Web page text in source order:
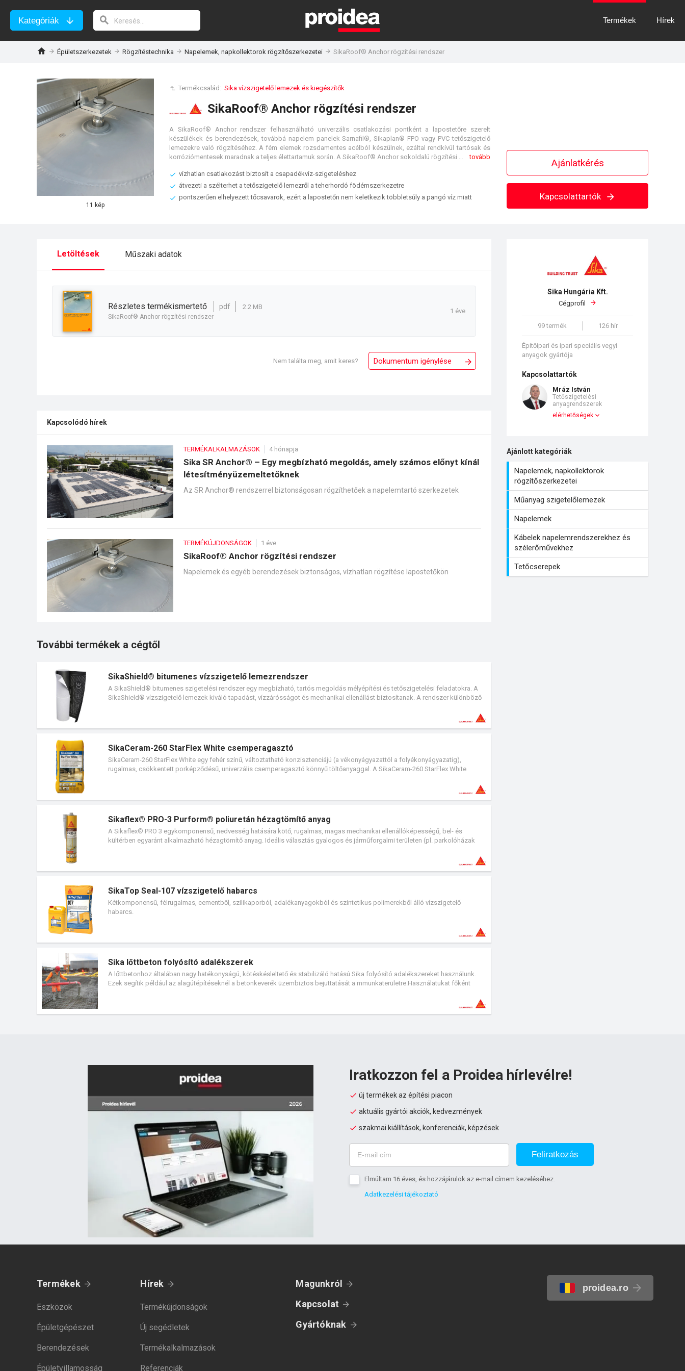
Kategóriák Termékek Hírek
Épületszerkezetek Rögzítéstechnika Napelemek, napkollektorok rögzítőszerkezetei SikaRoof® Anchor rögzítési rendszer
Termékcsalád: Sika vízszigetelő lemezek és kiegészítők
SikaRoof® Anchor rögzítési rendszer
11 kép
A SikaRoof® Anchor rendszer felhasználható univerzális csatlakozási pontként a lapostetőre szerelt
készülékek és berendezések, továbbá napelem panelek Sarnafil®, Sikaplan® FPO vagy PVC tetőszigetelő
lemezekre való rögzítéséhez. A fém elemek rozsdamentes acélból készülnek, ezáltal rendkívül tartósak és
korróziómentesek maradnak a teljes élettartamuk során. A SikaRoof® Anchor sokoldalú rögzítési megoldás alkalmazható különböző teherhordó aljzatokon és hőszigetelő rétegek esetén, új épületeknél és felújítások alkalmával egyaránt.
tovább
vízhatlan csatlakozást biztosít a csapadékvíz-szigeteléshez
átvezeti a szélterhet a tetőszigetelő lemezről a teherhordó födémszerkezetre
pontszerűen elhelyezett tőcsavarok, ezért a lapostetőn nem keletkezik többletsúly a pangó víz miatt
Ajánlatkérés
Kapcsolattartók
Sika Hungária Kft.
Cégprofil
99 termék 126 hír
Építőipari és ipari speciális vegyi
anyagok gyártója
Kapcsolattartók
Mráz István
Tetőszigetelési
anyagrendszerek
elérhetőségek
Ajánlott kategóriák
Napelemek, napkollektorok
rögzítőszerkezetei
Műanyag szigetelőlemezek
Napelemek
Kábelek napelemrendszerekhez és
szélerőművekhez
Tetőcserepek
Letöltések Műszaki adatok
részletes termékismertető pdf 2.2 MB
SikaRoof® Anchor rögzítési rendszer
1 éve
Nem találta meg, amit keres? Dokumentum igénylése
Kapcsolódó hírek
TERMÉKALKALMAZÁSOK 4 hónapja
Sika SR Anchor® – Egy megbízható megoldás, amely számos előnyt kínál
létesítményüzemeltetőknek
Az SR Anchor® rendszerrel biztonságosan rögzíthetőek a napelemtartó szerkezetek
TERMÉKÚJDONSÁGOK 1 éve
SikaRoof® Anchor rögzítési rendszer
Napelemek és egyéb berendezések biztonságos, vízhatlan rögzítése lapostetőkön
További termékek a cégtől
SikaShield® bitumenes vízszigetelő lemezrendszer
A SikaShield® bitumenes szigetelési rendszer egy megbízható, tartós megoldás mélyépítési és tetőszigetelési feladatokra. A
SikaShield® vízszigetelő lemezek kiváló tapadást, vízzárósságot és mechanikai ellenállást biztosítanak. A rendszer különböző
SikaCeram-260 StarFlex White csemperagasztó
SikaCeram-260 StarFlex White egy fehér színű, változtatható konzisztenciájú (a vékonyágyazattól a folyékonyágyazatig),
rugalmas, csökkentett porképződésű, univerzális csemperagasztó könnyű töltőanyaggal. A SikaCeram-260 StarFlex White
méretű és anyagú burkolólapok (kerámia, üvegmozaik, kőporcelán, deformációra és elszíneződésre nem érzékeny természetes
Sikaflex® PRO-3 Purform® poliuretán hézagtömítő anyag
A Sikaflex® PRO 3 egykomponensű, nedvesség hatására kötő, rugalmas, magas mechanikai ellenállóképességű, bel- és
kültérben egyaránt alkalmazható hézagtömítő anyag. Ideális választás gyalogos és járműforgalmi területen (pl. parkolóházak
SikaTop Seal-107 vízszigetelő habarcs
Kétkomponensű, félrugalmas, cementből, szilikaporból, adalékanyagokból és szintetikus polimerekből álló vízszigetelő
habarcs.
Sika lőttbeton folyósító adalékszerek
A lőttbetonhoz általában nagy hatékonyságú, kötéskésleltető és stabilizáló hatású Sika folyósító adalékszereket használunk.
Ezek segítik például az alagútépítéseknél a betonkeverék üzembiztos bejuttatását a mmunkaterületre.Használatukat főként
Iratkozzon fel a Proidea hírlevélre!
új termékek az építési piacon
aktuális gyártói akciók, kedvezmények
szakmai kiállítások, konferenciák, képzések
Feliratkozás
Elmúltam 16 éves, és hozzájárulok az e-mail címem kezeléséhez.
Adatkezelési tájékoztató
Termékek
Eszközök
Épületgépészet
Berendezések
Épületvillamosság
Hírek
Termékújdonságok
Új segédletek
Termékalkalmazások
Referenciák
Magunkról
Kapcsolat
Gyártóknak
proidea.ro